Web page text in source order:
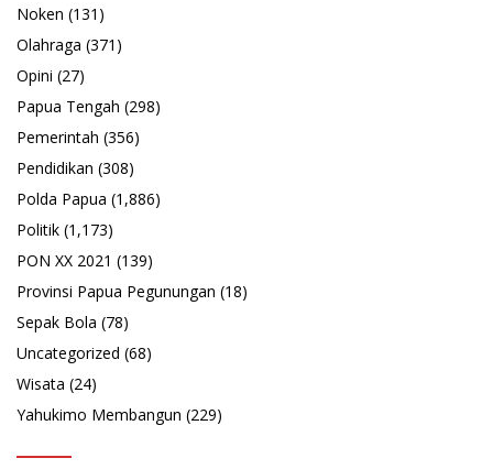
Noken (131)
Olahraga (371)
Opini (27)
Papua Tengah (298)
Pemerintah (356)
Pendidikan (308)
Polda Papua (1,886)
Politik (1,173)
PON XX 2021 (139)
Provinsi Papua Pegunungan (18)
Sepak Bola (78)
Uncategorized (68)
Wisata (24)
Yahukimo Membangun (229)